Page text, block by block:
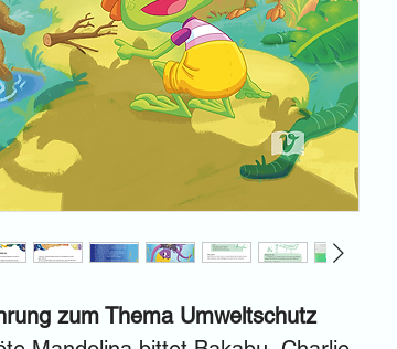
zum Thema Umweltschutz